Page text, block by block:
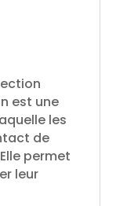
est une
les
de
permet
leur